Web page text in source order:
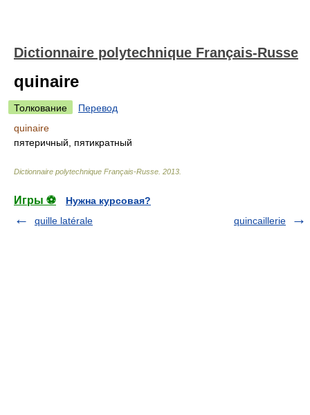
Dictionnaire polytechnique Français-Russe
quinaire
Толкование
Перевод
quinaire
пятеричный, пятикратный
Dictionnaire polytechnique Français-Russe 2013
Игры ⚽
Нужна курсовая?
quille latérale
quincaillerie